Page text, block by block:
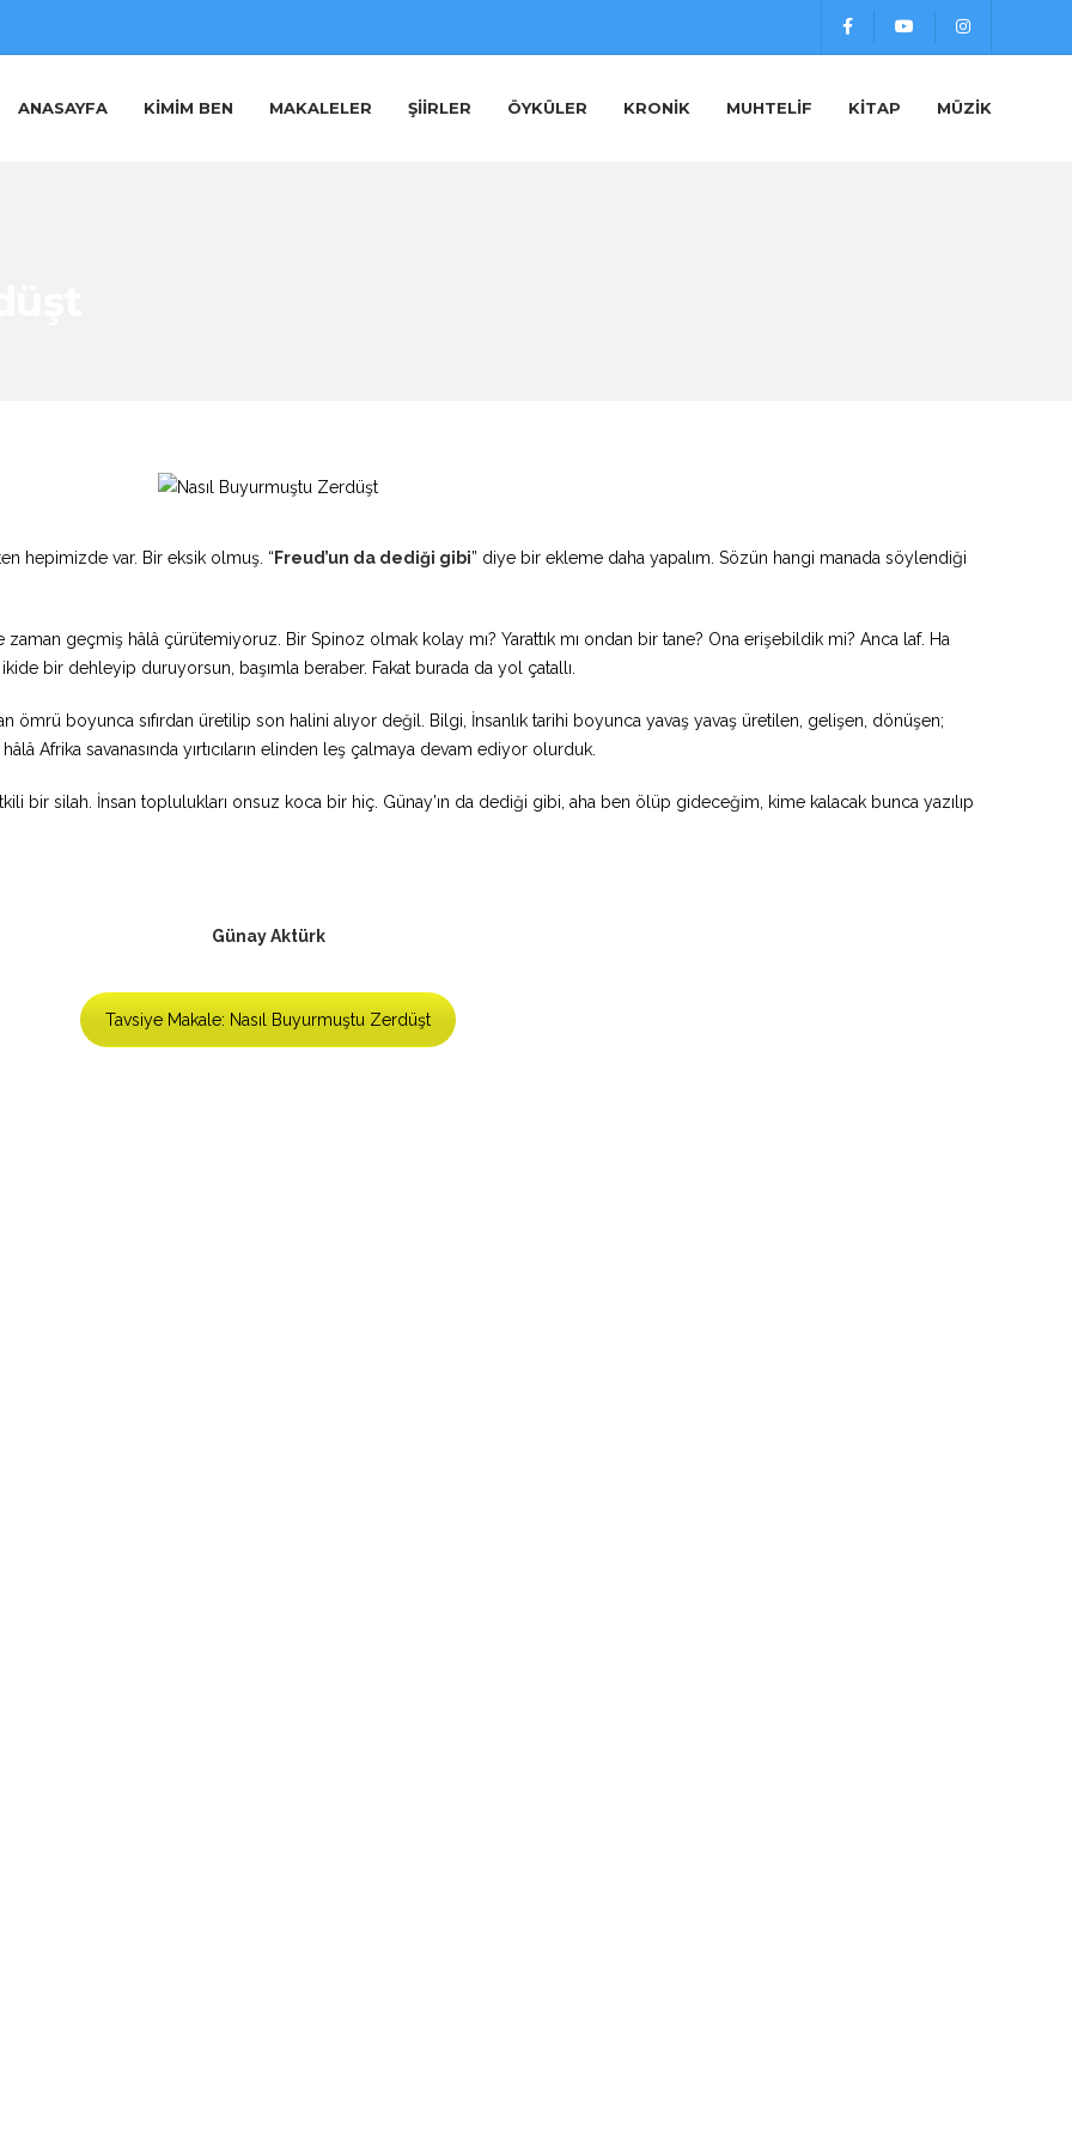
ANASAYFA KIMIM BEN MAKALELER ŞIIRLER ÖYKÜLER KRONIK MUHTELIF KITAP MÜZIK
hepimizde var. Bir eksik olmuş. “ Freud’un da dediği gibi” diye bir ekleme daha yapalım. Sözün hangi manada söylendiği
zaman geçmiş hâlâ çürütemiyoruz. Bir Spinoz olmak kolay mı? Yarattık mı ondan bir tane? Ona erişebildik mi? Anca laf. Ha
bir dehleyip duruyorsun, başımla beraber. Fakat burada da yol çatallı.
boyunca sıfırdan üretilip son halini alıyor değil. Bilgi, İnsanlık tarihi boyunca yavaş yavaş üretilen, gelişen, dönüşen;
Afrika savanasında yırtıcıların elinden leş çalmaya devam ediyor olurduk.
bir silah. İnsan toplulukları onsuz koca bir hiç. Günay’ın da dediği gibi, aha ben ölüp gideceğim, kime kalacak bunca yazılıp
Günay Aktürk
Tavsiye Makale: Nasıl Buyurmuştu Zerdüşt